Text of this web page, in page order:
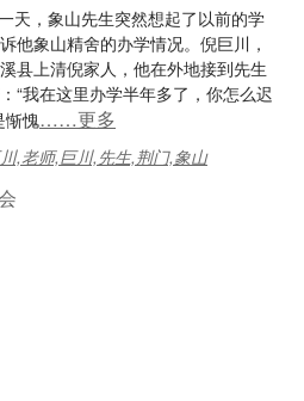
天，象山先生突然想起了以前的学
他象山精舍的办学情况。倪巨川，
县上清倪家人，他在外地接到先生
“我在这里办学半年多了，你怎么迟
惭愧……更多
,老师,巨川,先生,荆门,象山